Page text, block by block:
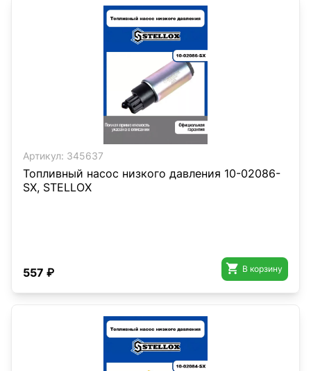
Артикул: 345637
Топливный насос низкого давления 10-02086-
SX, STELLOX
557 ₽  В корзину